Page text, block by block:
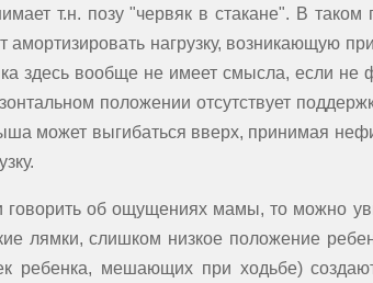
т.н. позу "червяк в стакане". В
амортизировать нагрузку, возникающую
здесь вообще не имеет смысла, если
положении отсутствует
может выгибаться вверх, принимая
говорить об ощущениях мамы, то можно
лямки, слишком низкое положение
ребенка, мешающих при ходьбе)